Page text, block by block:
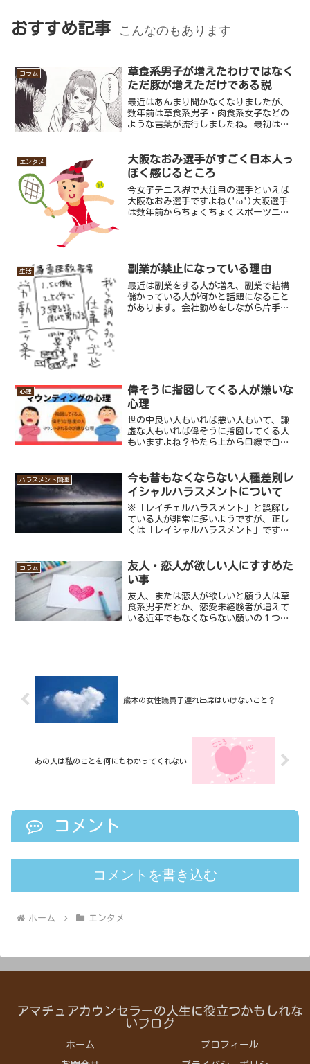
おすすめ記事 こんなのもあります
コラム
草食系男子が増えたわけではなく
ただ豚が増えただけである説
最近はあんまり聞かなくなりましたが、
数年前は草食系男子・肉食系女子などの
ような言葉が流行しましたね。最初は草
だのわけわからんぐらいたくさん増えま
した。このころから恋人が...
エンタメ
大阪なおみ選手がすごく日本人っ
ぽく感じるところ
今女子テニス界で大注目の選手といえば
大阪なおみ選手ですよね('ω')大阪選手
は数年前からちょくちょくスポーツニュ
生活 副業が禁止になっている理由
最近は副業をする人が増え、副業で結構
儲かっている人が何かと話題になること
があります。会社勤めをしながら片手間
心理
偉そうに指図してくる人が嫌いな
心理
世の中良い人もいれば悪い人もいて、謙
虚な人もいれば偉そうに指図してくる人
もいますよね？やたら上から目線で自分
人が嫌いで、どうしてこの人はこんなに
偉ぶっているのかとムカつ...
ハラスメント関連
今も昔もなくならない人種差別レ
イシャルハラスメントについて
※「レイチェルハラスメント」と誤解し
ている人が非常に多いようですが、正し
くは「レイシャルハラスメント」ですの
記事を書いている時にあった「レイシャ
ルハラスメント」と言うも...
コラム
友人・恋人が欲しい人にすすめた
い事
友人、または恋人が欲しいと願う人は草
食系男子だとか、恋愛未経験者が増えて
いる近年でもなくならない願いの１つだ
熊本の女性議員子連れ出席はいけないこと？
あの人は私のことを何にもわかってくれない
コメント
コメントを書き込む
ホーム エンタメ
アマチュアカウンセラーの人生に役立つかもしれな
いブログ
ホーム プロフィール